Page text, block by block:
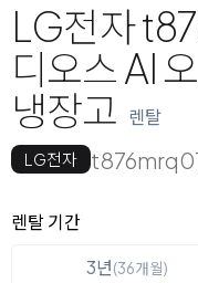
LG전자
디오스 AI
냉장고 렌탈
LG전자
옵션 선택
렌탈 선택
렌탈 기간
3년(36개월)